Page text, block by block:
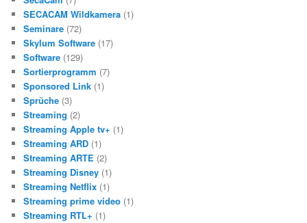
SECACAM Wildkamera (1)
Seminare (72)
Skylum Software (17)
Software (129)
Sortierprogramm (7)
Sponsored Link (1)
Sprüche (3)
Streaming (2)
Streaming Apple tv+ (1)
Streaming ARD (1)
Streaming ARTE (2)
Streaming Disney (1)
Streaming Netflix (1)
Streaming prime video (1)
Streaming RTL+ (1)